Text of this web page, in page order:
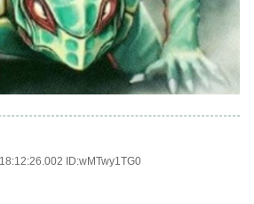
ID:wMTwy1TG0